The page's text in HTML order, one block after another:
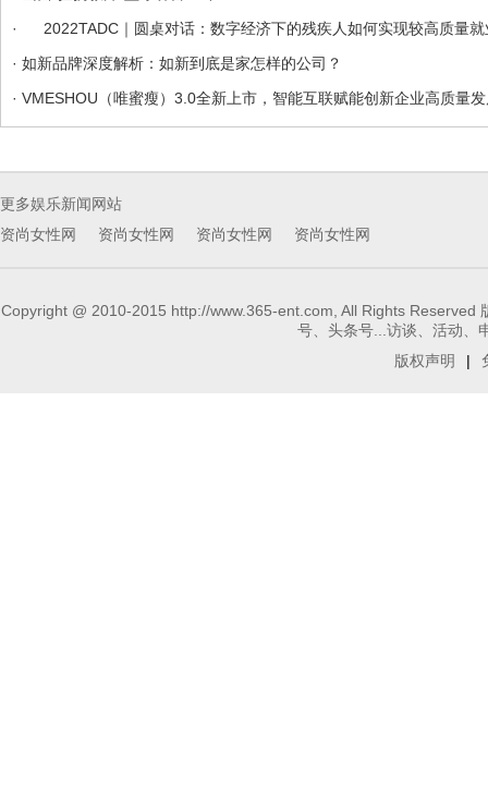
· 2022TADC｜圆桌对话：数字经济下的残疾人如何实现较高质量就
· 如新品牌深度解析：如新到底是家怎样的公司？
· VMESHOU（唯蜜瘦）3.0全新上市，智能互联赋能创新企业高质量
更多娱乐新闻网站
资尚女性网
资尚女性网 资尚女性网 资尚女性网
Copyright @ 2010-2015 http://www.365-ent.com, All Rights
号、头条号...访谈、活动、
版权声明
|